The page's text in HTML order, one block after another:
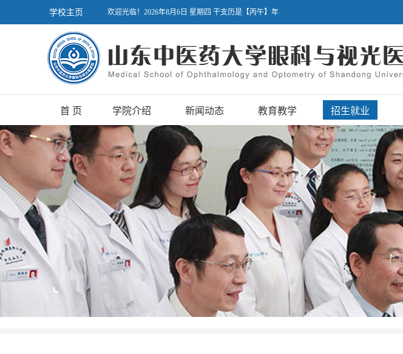
欢迎光临！2026年8月6日 星期四 干支历是【丙午】年
学校主页
首 页 学院介绍 新闻动态 教育教学 招生就业